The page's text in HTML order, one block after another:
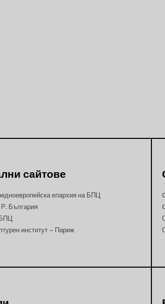
сайтове
епархия на БПЦ
България
институт – Париж